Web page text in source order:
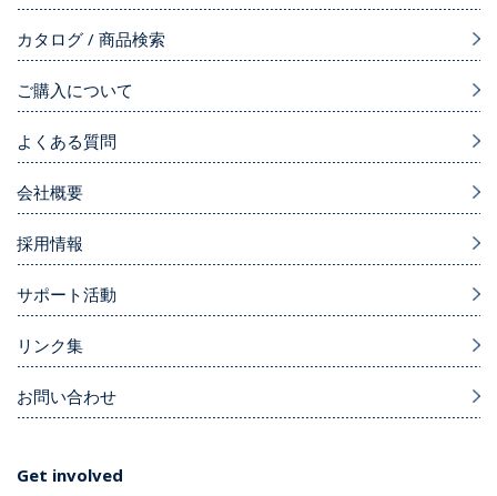
カタログ / 商品検索
ご購入について
よくある質問
会社概要
採用情報
サポート活動
リンク集
お問い合わせ
Get involved